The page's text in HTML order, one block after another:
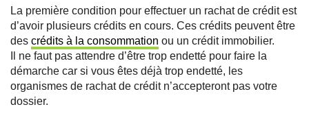
La première condition pour effectuer un rachat de crédit est
d’avoir plusieurs crédits en cours. Ces crédits peuvent être
des crédits à la consommation ou un crédit immobilier.
Il ne faut pas attendre d’être trop endetté pour faire la
démarche car si vous êtes déjà trop endetté, les
organismes de rachat de crédit n’accepteront pas votre
dossier.